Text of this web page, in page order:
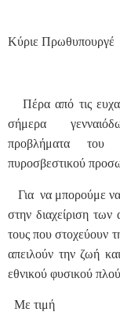
Κύριε Πρωθυπουργέ
Πέρα από τις
σήμερα
προβλήματα του
πυροσβεστικού
Για να μπορούμε να
στην διαχείριση
τους που στοχεύουν
απειλούν την ζωή
εθνικού φυσικού
Με τιμή